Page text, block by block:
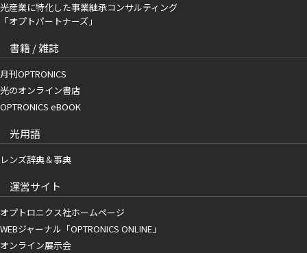
光産業に特化した事業継承コンサルティング
「オプトパートナーズ」
書籍 / 雑誌
月刊OPTRONICS
光のオンライン書店
OPTRONICS eBOOK
光用語
レンズ辞典＆事典
運営サイト
オプトロニクス社ホームページ
WEBジャーナル「OPTRONICS ONLINE」
オンライン展示会